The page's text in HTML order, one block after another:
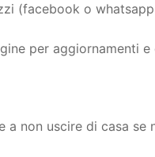
(facebook o
per aggiornamenti
a non uscire di casa